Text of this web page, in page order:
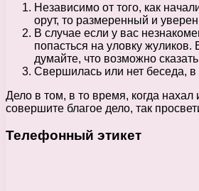
Независимо от того, как
орут, то размеренный и
В случае если у вас
попасться на уловку
думайте, что возможно
Свершилась или нет беседа, в
Дело в том, в то время, когда
совершите благое дело, так
Телефонный этикет